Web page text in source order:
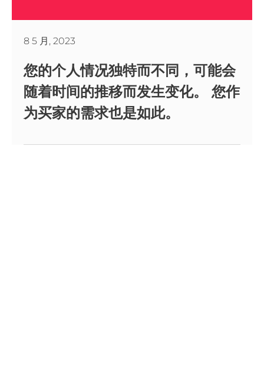
8 5 月, 2023
您的个人情况独特而不同，可能会
随着时间的推移而发生变化。 您作
为买家的需求也是如此。